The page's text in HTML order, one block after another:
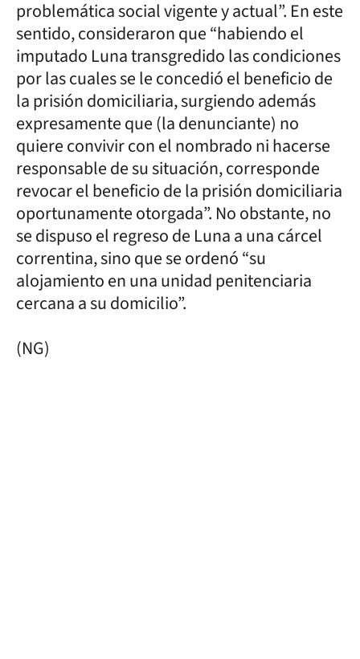
problemática social vigente y actual”. En este
sentido, consideraron que “habiendo el
imputado Luna transgredido las condiciones
por las cuales se le concedió el beneficio de
la prisión domiciliaria, surgiendo además
expresamente que (la denunciante) no
quiere convivir con el nombrado ni hacerse
responsable de su situación, corresponde
revocar el beneficio de la prisión domiciliaria
oportunamente otorgada”. No obstante, no
se dispuso el regreso de Luna a una cárcel
correntina, sino que se ordenó “su
alojamiento en una unidad penitenciaria
cercana a su domicilio”.
(NG)